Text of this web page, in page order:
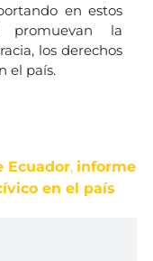
en estos
promuevan la
los derechos
el país.
Ecuador, informe
en el país